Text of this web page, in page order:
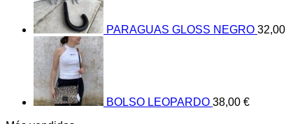
PARAGUAS GLOSS NEGRO 32,00
BOLSO LEOPARDO 38,00 €